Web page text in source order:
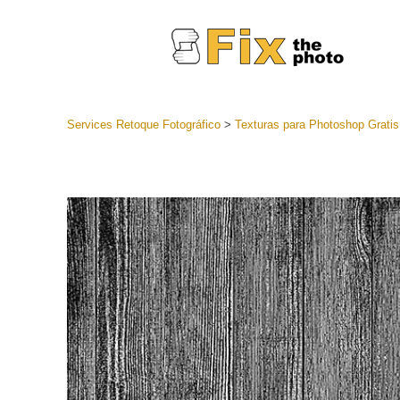
Servicios
Ajustes
mejor
Services Retoque Fotográfico> Texturas para Photoshop Gratis